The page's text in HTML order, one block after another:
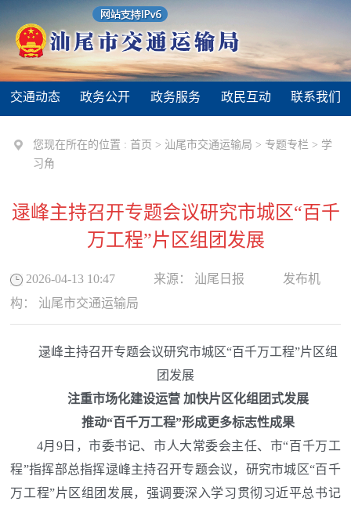
交通动态 政务公开 政务服务 政民互动 联系我们
您现在所在的位置 : 首页 > 汕尾市交通运输局 > 专题专栏 > 学
习角
逯峰主持召开专题会议研究市城区“百千
万工程”片区组团发展
2026-04-13 10:47 来源： 汕尾日报
发布机
构：
汕尾市交通运输局
逯峰主持召开专题会议研究市城区“百千万工程”片区组
团发展
注重市场化建设运营 加快片区化组团式发展
推动“百千万工程”形成更多标志性成果
4月 9日，市委书记、市人大常委会主任、市“百千万工
程”指挥部总指挥逯峰主持召开专题会议， 研究市城区“百千
万工程”片区组团发展， 强调要深入学习贯彻习近平总书记